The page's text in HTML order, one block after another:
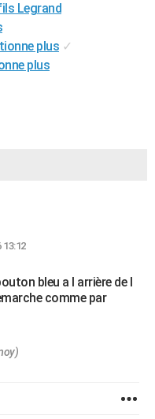
Legrand
plus ✓
plus
bleu a l arrière de l
comme par